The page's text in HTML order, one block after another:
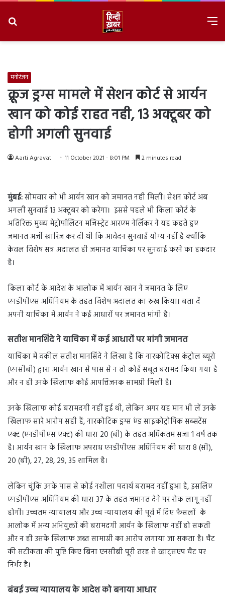
मनोरंजन
क्रूज ड्रग्स मामले में सेशन कोर्ट से आर्यन
खान को कोई राहत नही, 13 अक्टूबर को
होगी अगली सुनवाई
Aarti Agravat 11 October 2021 - 8:01 PM 2 minutes read
मुंबई:सोमवार को भी आर्यन खान को जमानत नही मिली। सेशन कोर्ट अब
अगली सुनवाई 13 अक्टूबर को करेगा। इससे पहले भी किला कोर्ट के
अतिरिक्त मुख्य मेट्रोपॉलिटन मजिस्ट्रेट आरएम नेर्लिकर ने यह कहते हुए
जमानत अर्जी खारिज कर दी थी कि आवेदन सुनवाई योग्य नहीं है क्योंकि
केवल विशेष सत्र अदालत ही जमानत याचिका पर सुनवाई करने का हकदार
है।
किला कोर्ट के आदेश के आलोक में आर्यन खान ने जमानत के लिए
एनडीपीएस अधिनियम के तहत विशेष अदालत का रुख किया। बता दें
अपनी याचिका में आर्यन ने कई आधारों पर जमानत मांगी है।
सतीश मानशिंदे ने याचिका में कई आधारों पर मांगी जमानत
याचिका में वकील सतीश मानसिंदे ने लिखा है कि नारकोटिक्स कंट्रोल ब्यूरो
(एनसीबी) द्वारा आर्यन खान से पास से न तो कोई सबूत बरामद किया गया है
और न ही उनके खिलाफ कोई आपत्तिजनक सामग्री मिली है।
उनके खिलाफ कोई बरामदगी नहीं हुई थी, लेकिन अगर यह मान भी लें उनके
खिलाफ सारे आरोप सही हैं, नारकोटिक ड्रग्स एंड साइकोट्रोपिक सब्सटेंस
एक्ट (एनडीपीएस एक्ट) की धारा 20 (बी) के तहत अधिकतम सजा 1 वर्ष तक
है। आर्यन खान के खिलाफ अपराध एनडीपीएस अधिनियम की धारा 8 (सी),
20 (बी), 27, 28, 29, 35 शामिल है।
लेकिन चूंकि उनके पास से कोई नशीला पदार्थ बरामद नहीं हुआ है, इसलिए
एनडीपीएस अधिनियम की धारा 37 के तहत जमानत देने पर रोक लागू नहीं
होगी। उच्चतम न्यायालय और उच्च न्यायालय की पूर्व में दिए फैसलों के
आलोक में अन्य अभियुक्तों की बरामदगी आर्यन के खिलाफ नहीं हो सकती
और न ही उसके खिलाफ जब्त सामाग्री का आरोप लगाया जा सकता है। चैट
की सटीकता की पुष्टि किए बिना एनसीबी पूरी तरह से व्हाट्सएप चैट पर
निर्भर है।
बंबई उच्च न्यायालय के आदेश को बनाया आधार